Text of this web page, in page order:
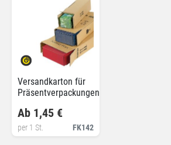
Versandkarton für
Präsentverpackungen
FK142
Ab 1,45 €
per 1 St.